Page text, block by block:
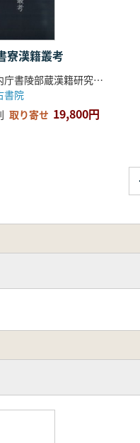
寮漢籍叢考
宮内庁書陵部蔵漢籍研究会 編著
書院
取り寄せ 19,800円